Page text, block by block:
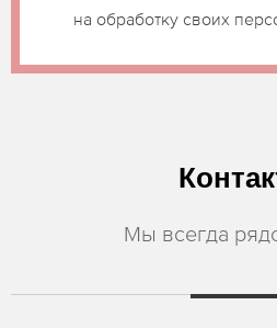
на обработку своих
Мы всегда